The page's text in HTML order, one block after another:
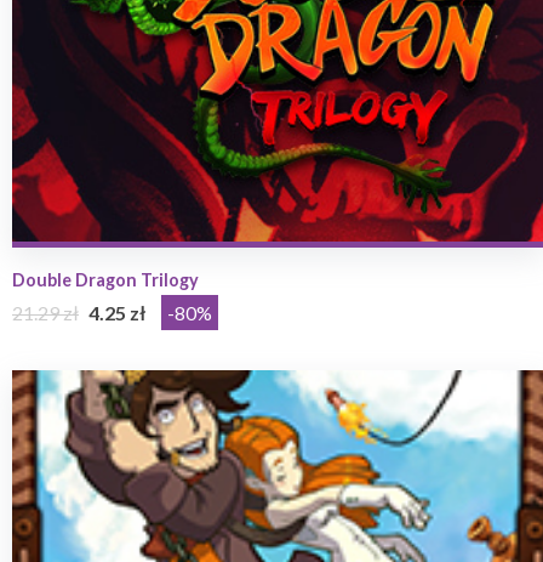
Double Dragon Trilogy
21.29 zł 4.25 zł -80%